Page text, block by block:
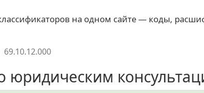
на одном сайте — коды,
69.10.12.000